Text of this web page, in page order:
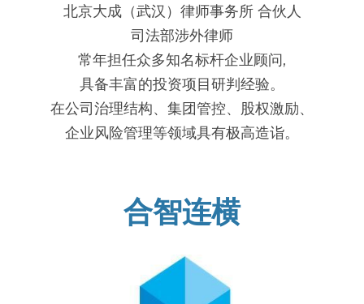
北京大成（武汉）律师事务所 合伙人
司法部涉外律师
常年担任众多知名标杆企业顾问,
具备丰富的投资项目研判经验。
在公司治理结构、集团管控、股权激励、
企业风险管理等领域具有极高造诣。
合智连横